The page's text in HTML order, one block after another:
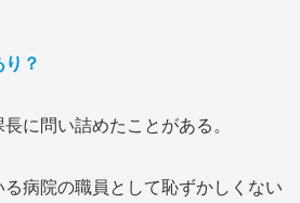
？
に問い詰めたことがある。
病院の職員として恥ずかしくない